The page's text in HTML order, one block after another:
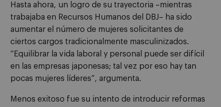
Hasta ahora, un logro de su trayectoria –mientras
trabajaba en Recursos Humanos del DBJ– ha sido
aumentar el número de mujeres solicitantes de
ciertos cargos tradicionalmente masculinizados.
“Equilibrar la vida laboral y personal puede ser difícil
en las empresas japonesas; tal vez por eso hay tan
pocas mujeres líderes”, argumenta.
Menos exitoso fue su intento de introducir reformas